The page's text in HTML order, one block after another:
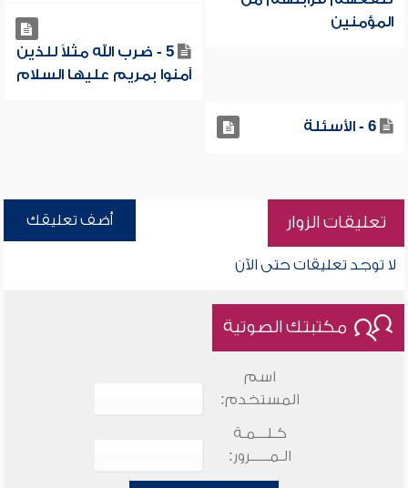
المؤمنين
5 - ضرب الله مثلاً للذين
آمنوا بمريم عليها السلام
6 - الأسئلة
تعليقات الزوار أضف تعليقك
لا توجد تعليقات حتى الآن
مكتبتك الصوتية
اسم
المستخدم:
كـلـــمـة
الـمـــــرور: